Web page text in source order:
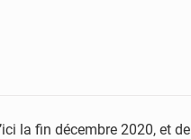
la fin décembre 2020, et de